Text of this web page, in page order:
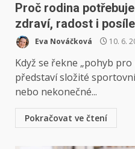
Proč rodina
zdraví, radost i
Eva Nováčková 10. 6.
Když se řekne „pohyb
představí složité
nebo nekonečné...
Pokračovat ve čtení